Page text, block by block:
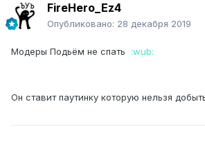
FireHero_Ez4
Опубликовано: 28 декабря 2019
Модеры Подьём не спать :wub:
Он ставит паутинку которую нельзя